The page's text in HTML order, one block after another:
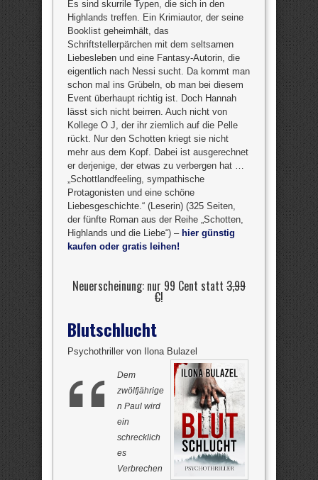
Es sind skurrile Typen, die sich in den
Highlands treffen. Ein Krimiautor, der seine
Booklist geheimhält, das
Schriftstellerpärchen mit dem seltsamen
Liebesleben und eine Fantasy-Autorin, die
eigentlich nach Nessi sucht. Da kommt man
schon mal ins Grübeln, ob man bei diesem
Event überhaupt richtig ist. Doch Hannah
lässt sich nicht beirren. Auch nicht von
Kollege O J, der ihr ziemlich auf die Pelle
rückt. Nur den Schotten kriegt sie nicht
mehr aus dem Kopf. Dabei ist ausgerechnet
er derjenige, der etwas zu verbergen hat …
„Schottlandfeeling, sympathische
Protagonisten und eine schöne
Liebesgeschichte.“ (Leserin) (325 Seiten,
der fünfte Roman aus der Reihe „Schotten,
Highlands und die Liebe“) – hier günstig
kaufen oder gratis leihen!
Neuerscheinung: nur 99 Cent statt 3,99
€!
Blutschlucht
Psychothriller von Ilona Bulazel
Dem
zwölfjährige
n Paul wird
ein
schrecklich
es
Verbrechen